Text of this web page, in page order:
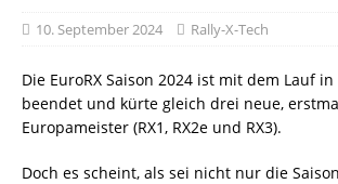
10. September 2024 Rally-X-Tech
Die EuroRX Saison 2024 ist mit dem Lauf
beendet und kürte gleich drei neue,
Europameister (RX1, RX2e und RX3).
Doch es scheint, als sei nicht nur die